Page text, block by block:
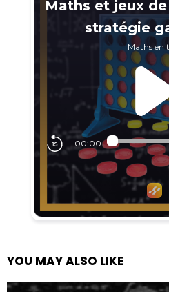
YOU MAY ALSO LIKE